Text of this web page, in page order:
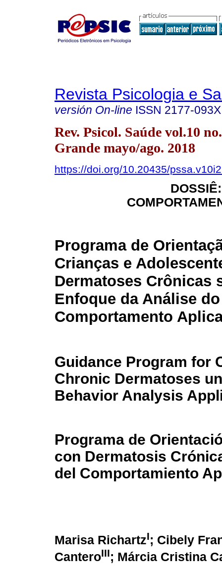
Revista Psicologia e
versión On-line ISSN 2177-093X
Rev. Psicol. Saúde vol.10
Grande mayo/ago. 2018
https://doi.org/10.20435/
Programa de
Crianças e
Dermatoses Crônicas
Enfoque da Análise do
Comportamento
Guidance Program for
Chronic Dermatoses
Behavior Analysis
Programa de
con Dermatosis
del Comportamiento
Marisa RichartzI; Cibely
CanteroIII; Márcia Cristina